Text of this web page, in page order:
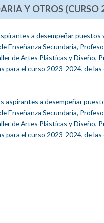
Y OTROS
a desempeñar
Enseñanza Secundaria,
de Artes Plásticas y Diseño,
para el curso 2023-2024, de
aspirantes a desempeñar
Enseñanza Secundaria,
de Artes Plásticas y Diseño,
para el curso 2023-2024, de